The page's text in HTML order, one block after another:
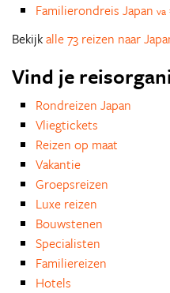
Familierondreis Japan va
Bekijkalle 73 reizen naar
Vind je
Rondreizen Japan
Vliegtickets
Reizen op maat
Vakantie
Groepsreizen
Luxe reizen
Bouwstenen
Specialisten
Familiereizen
Hotels